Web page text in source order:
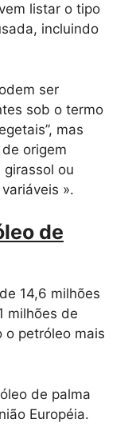
listar o tipo
incluindo
ser
sob o termo
mas
origem
ou
​​».
de
14,6 milhões
milhões de
o petróleo mais
de palma
Européia.